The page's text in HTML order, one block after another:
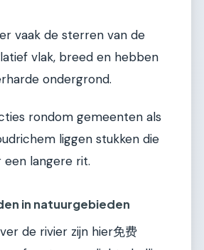
vaak de sterren van de
vlak, breed en hebben
ondergrond.
rondom gemeenten als
liggen stukken die
een langere rit.
in natuurgebieden
de rivier zijn hier免费